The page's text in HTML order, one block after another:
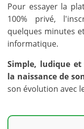
Pour essayer la
100% privé,
quelques minutes
informatique.
Simple, ludique
la naissance de
son évolution avec